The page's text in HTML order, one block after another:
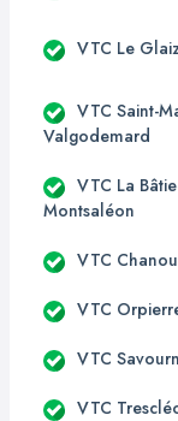
VTC Le
VTC Saint-
Valgodemard
VTC La
Montsaléon
VTC
VTC
VTC
VTC